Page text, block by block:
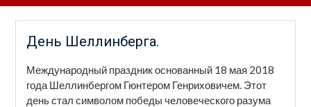
День Шеллинберга.
Международный праздник основанный 18 мая 2018
года Шеллинбергом Гюнтером Генриховичем. Этот
день стал символом победы человеческого разума